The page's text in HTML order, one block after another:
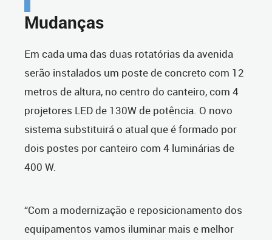
Mudanças
Em cada uma das duas rotatórias da avenida
serão instalados um poste de concreto com 12
metros de altura, no centro do canteiro, com 4
projetores LED de 130W de potência. O novo
sistema substituirá o atual que é formado por
dois postes por canteiro com 4 luminárias de
400 W.
“Com a modernização e reposicionamento dos
equipamentos vamos iluminar mais e melhor